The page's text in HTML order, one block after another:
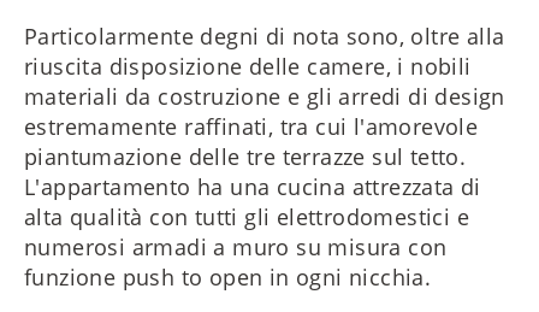
Particolarmente degni di nota sono, oltre alla
riuscita disposizione delle camere, i nobili
materiali da costruzione e gli arredi di design
estremamente raffinati, tra cui l'amorevole
piantumazione delle tre terrazze sul tetto.
L'appartamento ha una cucina attrezzata di
alta qualità con tutti gli elettrodomestici e
numerosi armadi a muro su misura con
funzione push to open in ogni nicchia.